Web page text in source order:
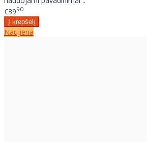
€3990
Naujiena